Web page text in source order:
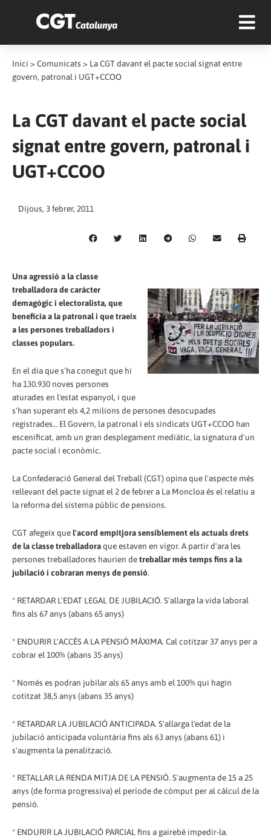
Inici > Comunicats > La CGT davant el pacte social signat entre
govern, patronal i UGT+CCOO
La CGT davant el pacte social
signat entre govern, patronal i
UGT+CCOO
Dijous, 3 febrer, 2011
Una agressió a la classe
treballadora de caràcter
demagògic i electoralista, que
beneficia a la patronal i que traeix
a les persones treballadors i
classes populars.
En el dia que s'ha conegut que hi
ha 130.930 noves persones
aturades en l'estat espanyol, i que
s'han superant els 4,2 milions de persones desocupades
registrades… El Govern, la patronal i els sindicats UGT+CCOO han
escenificat, amb un gran desplegament mediàtic, la signatura d'un
pacte social i econòmic.
La Confederació General del Treball (CGT) opina que l'aspecte més
rellevant del pacte signat el 2 de febrer a La Moncloa és el relatiu a
la reforma del sistema públic de pensions.
CGT afegeix quel'acord empitjora sensiblement els actuals drets
de la classe treballadoraque estaven en vigor. A partir d'ara les
persones treballadores haurien detreballar més temps fins a la
jubilació i cobraran menys de pensió.
* RETARDAR L'EDAT LEGAL DE JUBILACIÓ. S'allarga la vida laboral
fins als 67 anys (abans 65 anys)
* ENDURIR L'ACCÉS A LA PENSIÓ MÀXIMA. Cal cotitzar 37 anys per a
cobrar el 100% (abans 35 anys)
* Només es podran jubilar als 65 anys amb el 100% qui hagin
cotitzat 38,5 anys (abans 35 anys)
* RETARDAR LA JUBILACIÓ ANTICIPADA. S'allarga l'edat de la
jubilació anticipada voluntària fins als 63 anys (abans 61) i
s'augmenta la penalització.
* RETALLAR LA RENDA MITJA DE LA PENSIÓ. S'augmenta de 15 a 25
anys (de forma progressiva) el període de còmput per al càlcul de la
pensió.
* ENDURIR LA JUBILACIÓ PARCIAL fins a gairebé impedir-la.